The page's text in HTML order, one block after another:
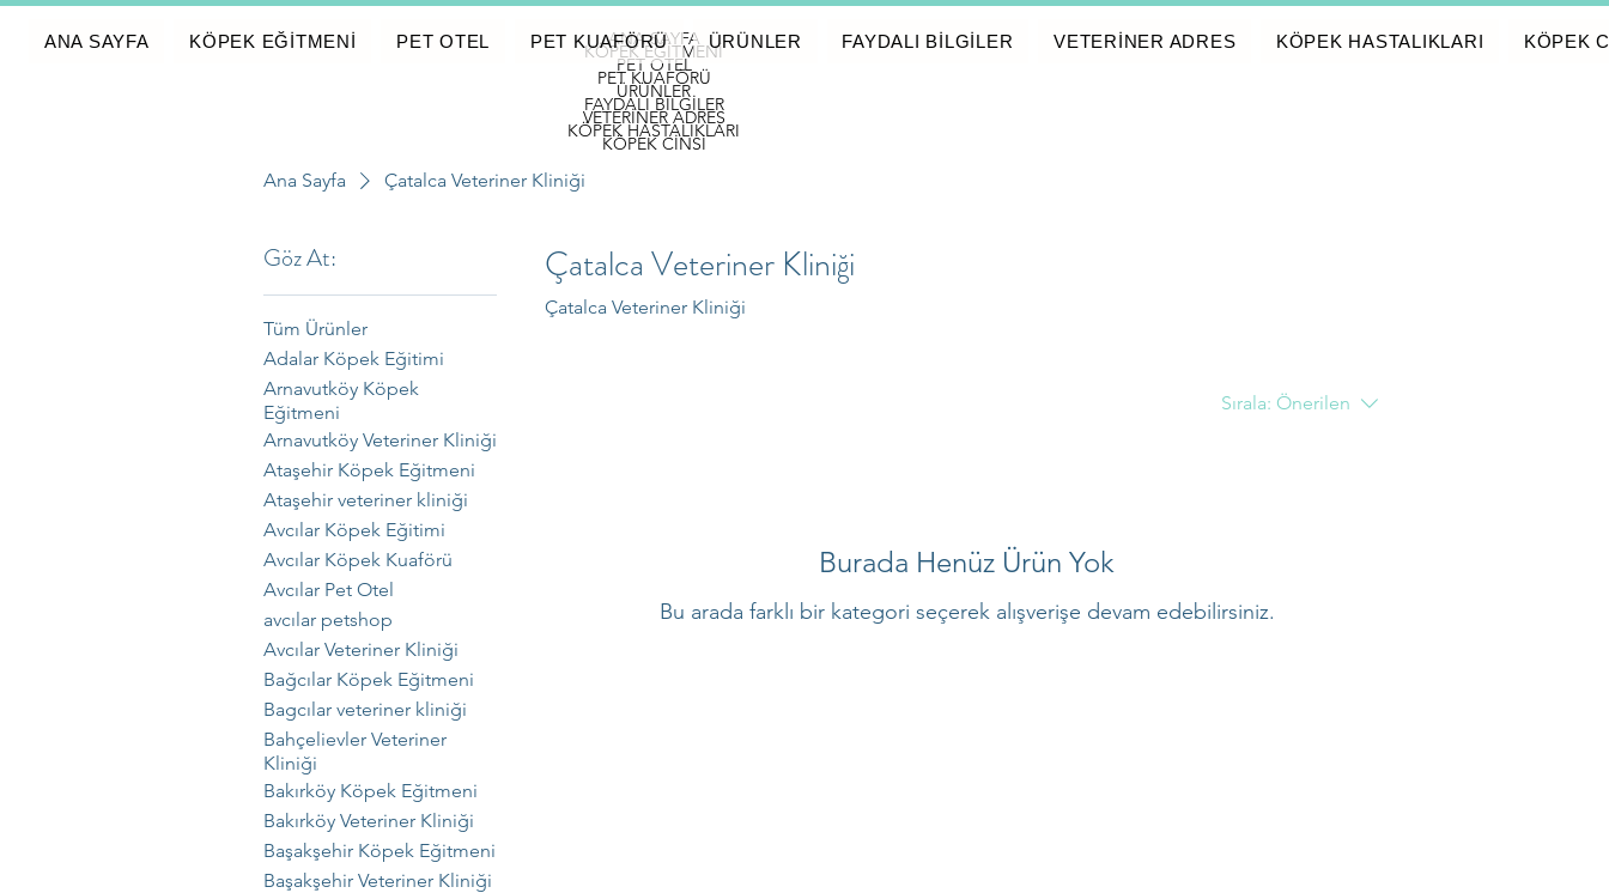
ANA SAYFA KÖPEK EĞİTMENİ PET OTEL PET KUAFÖRÜ ÜRÜNLER FAYDALI BİLGİLER VETERİNER ADRES KÖPEK HASTALIKLARI KÖPEK
ANA SAYFA
KÖPEK EĞİTMENİ
PET OTEL
PET KUAFÖRÜ
ÜRÜNLER
FAYDALI BİLGİLER
VETERİNER ADRES
KÖPEK HASTALIKLARI
KÖPEK CİNSİ
Ana Sayfa Çatalca Veteriner Kliniği
Göz At:
Tüm Ürünler
Adalar Köpek Eğitimi
Arnavutköy Köpek
Eğitmeni
Arnavutköy Veteriner Kliniği
Ataşehir Köpek Eğitmeni
Ataşehir veteriner kliniği
Avcılar Köpek Eğitimi
Avcılar Köpek Kuaförü
Avcılar Pet Otel
avcılar petshop
Avcılar Veteriner Kliniği
Bağcılar Köpek Eğitmeni
Bagcılar veteriner kliniği
Bahçelievler Veteriner
Kliniği
Bakırköy Köpek Eğitmeni
Bakırköy Veteriner Kliniği
Başakşehir Köpek Eğitmeni
Başakşehir Veteriner Kliniği
Çatalca Veteriner Kliniği
Çatalca Veteriner Kliniği
Sırala: Önerilen
Burada Henüz Ürün Yok
Bu arada farklı bir kategori seçerek alışverişe devam edebilirsiniz.